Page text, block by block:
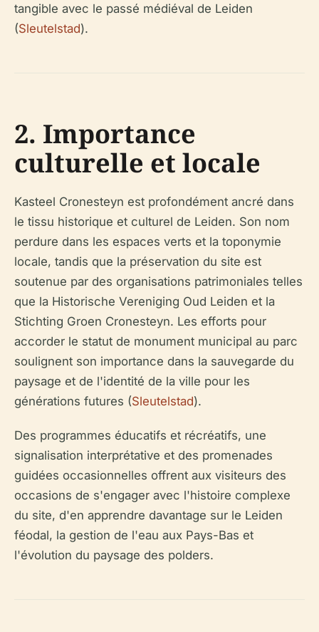
tangible avec le passé médiéval de Leiden
(Sleutelstad).
2. Importance
culturelle et locale
Kasteel Cronesteyn est profondément ancré dans
le tissu historique et culturel de Leiden. Son nom
perdure dans les espaces verts et la toponymie
locale, tandis que la préservation du site est
soutenue par des organisations patrimoniales telles
que la Historische Vereniging Oud Leiden et la
Stichting Groen Cronesteyn. Les efforts pour
accorder le statut de monument municipal au parc
soulignent son importance dans la sauvegarde du
paysage et de l'identité de la ville pour les
générations futures (Sleutelstad).
Des programmes éducatifs et récréatifs, une
signalisation interprétative et des promenades
guidées occasionnelles offrent aux visiteurs des
occasions de s'engager avec l'histoire complexe
du site, d'en apprendre davantage sur le Leiden
féodal, la gestion de l'eau aux Pays-Bas et
l'évolution du paysage des polders.